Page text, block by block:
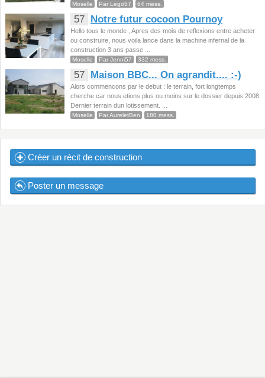
Moselle Par Lego57 64 mess.
57 Notre futur cocoon Pournoy
Hello tous le monde , Apres des mois de reflexions entre acheter
ou construire, nous voila lance dans la machine infernal de la
construction 3 ans passe ...
Moselle Par Jenni57 332 mess.
57 Maison BBC... On agrandit.... :-)
Alors commencons par le debut : le terrain, fort longtemps
cherche car nous etions plus ou moins sur le dossier depuis 2008
Dernier terrain dun lotissement. ...
Moselle Par AureletBen 180 mess.
Créer un récit de construction
Poster un message